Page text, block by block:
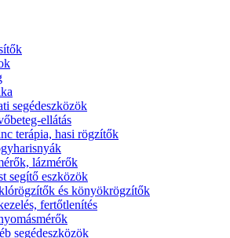
segédeszközök
ellátás
terápia, hasi rögzítők
lázmérők
segítő eszközök
és könyökrögzítők
fertőtlenítés
segédeszközök